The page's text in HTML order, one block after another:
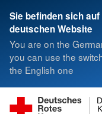
Sie befinden sich auf
deutschen Website
You are on the
you can use the
the English one